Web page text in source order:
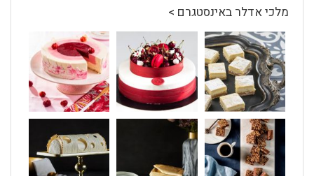
מלכי אדלר באינסטגרם >